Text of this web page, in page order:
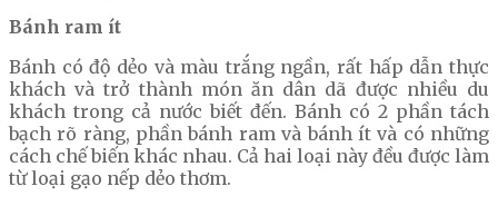
Bánh ram ít
Bánh có độ dẻo và màu trắng ngần, rất hấp dẫn thực
khách và trở thành món ăn dân dã được nhiều du
khách trong cả nước biết đến. Bánh có 2 phần tách
bạch rõ ràng, phần bánh ram và bánh ít và có những
cách chế biến khác nhau. Cả hai loại này đều được làm
từ loại gạo nếp dẻo thơm.